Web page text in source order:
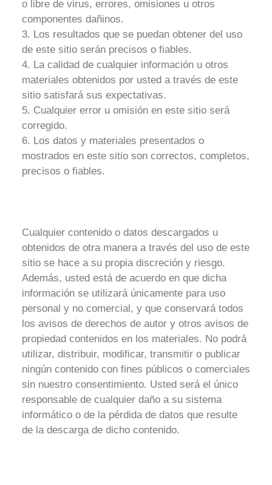
o libre de virus, errores, omisiones u otros
componentes dañinos.
3. Los resultados que se puedan obtener del uso
de este sitio serán precisos o fiables.
4. La calidad de cualquier información u otros
materiales obtenidos por usted a través de este
sitio satisfará sus expectativas.
5. Cualquier error u omisión en este sitio será
corregido.
6. Los datos y materiales presentados o
mostrados en este sitio son correctos, completos,
precisos o fiables.
Cualquier contenido o datos descargados u
obtenidos de otra manera a través del uso de este
sitio se hace a su propia discreción y riesgo.
Además, usted está de acuerdo en que dicha
información se utilizará únicamente para uso
personal y no comercial, y que conservará todos
los avisos de derechos de autor y otros avisos de
propiedad contenidos en los materiales. No podrá
utilizar, distribuir, modificar, transmitir o publicar
ningún contenido con fines públicos o comerciales
sin nuestro consentimiento. Usted será el único
responsable de cualquier daño a su sistema
informático o de la pérdida de datos que resulte
de la descarga de dicho contenido.